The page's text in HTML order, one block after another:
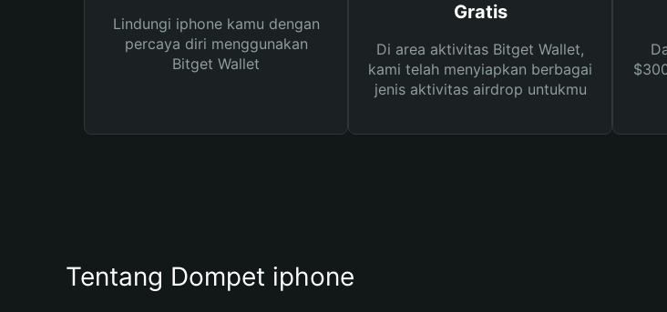
Lindungi iphone kamu dengan
percaya diri menggunakan
Bitget Wallet
Gratis
Di area aktivitas Bitget Wallet,
kami telah menyiapkan berbagai
jenis aktivitas airdrop untukmu
Tentang Dompet iphone